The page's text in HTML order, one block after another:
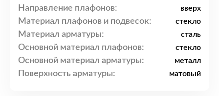
Направление плафонов: вверх
Материал плафонов и подвесок: стекло
Материал арматуры: сталь
Основной материал плафонов: стекло
Основной материал арматуры: металл
Поверхность арматуры: матовый